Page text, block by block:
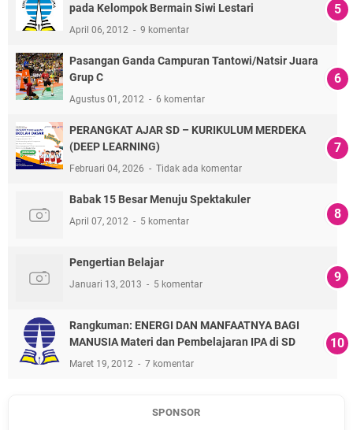
pada Kelompok Bermain Siwi Lestari
April 06, 2012 9 komentar
Pasangan Ganda Campuran Tantowi/Natsir Juara
Grup C
Agustus 01, 2012 6 komentar
PERANGKAT AJAR SD – KURIKULUM MERDEKA
(DEEP LEARNING)
Februari 04, 2026 Tidak ada komentar
Babak 15 Besar Menuju Spektakuler
April 07, 2012 5 komentar
Pengertian Belajar
Januari 13, 2013 5 komentar
Rangkuman: ENERGI DAN MANFAATNYA BAGI
MANUSIA Materi dan Pembelajaran IPA di SD
Maret 19, 2012 7 komentar
SPONSOR